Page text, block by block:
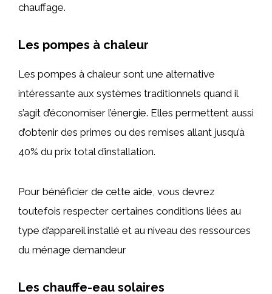
chauffage.
Les pompes à chaleur
Les pompes à chaleur sont une alternative
intéressante aux systèmes traditionnels quand il
s’agit d’économiser l’énergie. Elles permettent aussi
d’obtenir des primes ou des remises allant jusqu’à
40% du prix total d’installation.
Pour bénéficier de cette aide, vous devrez
toutefois respecter certaines conditions liées au
type d’appareil installé et au niveau des ressources
du ménage demandeur
Les chauffe-eau solaires